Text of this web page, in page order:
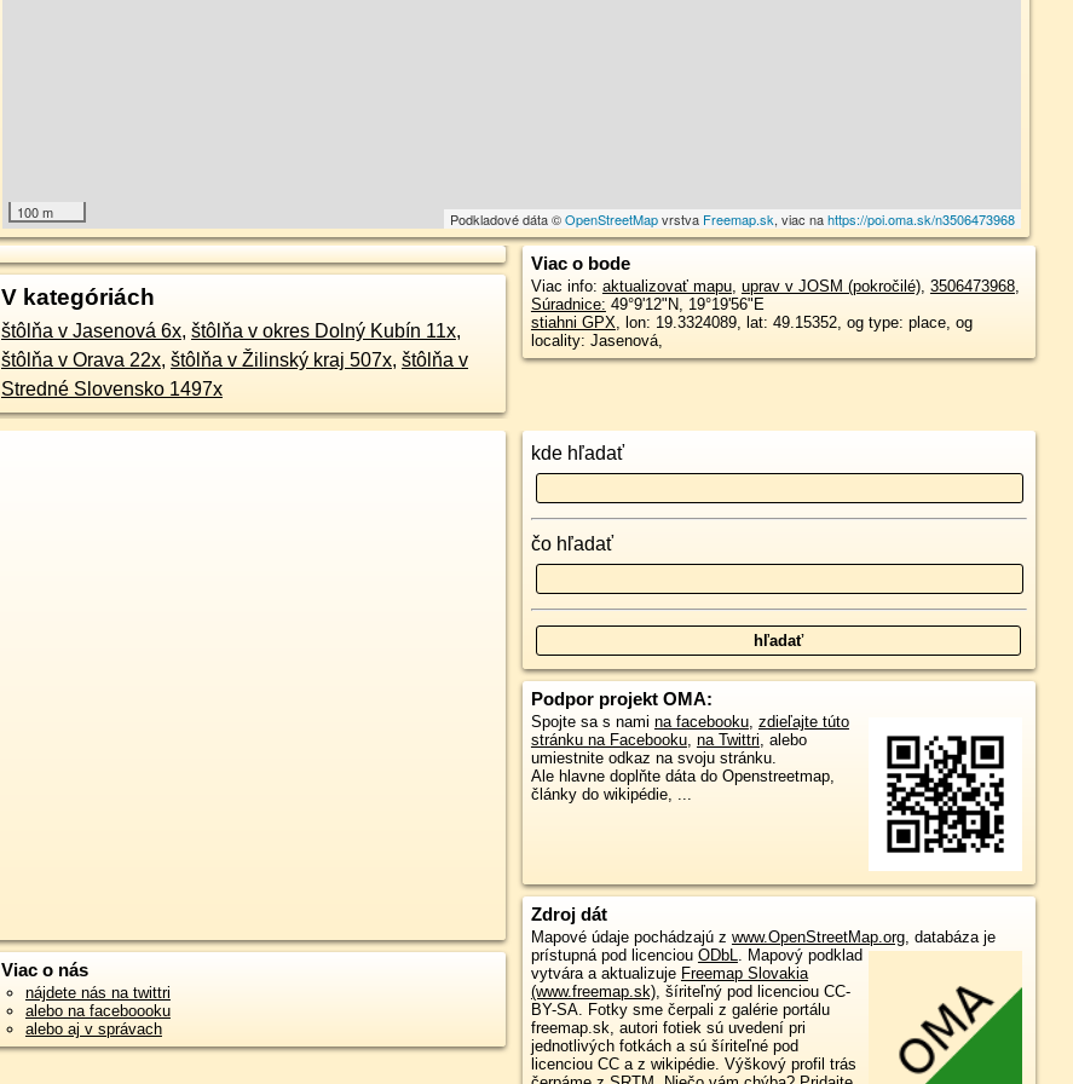
100 m Podkladové dáta ©OpenStreetMapvrstva Freemap.sk, viac nahttps://poi.oma.sk/n3506473968
V kategóriách
štôlňa v Jasenová 6x, štôlňa v okres Dolný Kubín 11x,
štôlňa v Orava 22x, štôlňa v Žilinský kraj 507x, štôlňa v
Stredné Slovensko 1497x
Viac o bode
Viac info: aktualizovať mapu, uprav v JOSM (pokročilé), 3506473968,
Súradnice: 49°9'12"N, 19°19'56"E
stiahni GPX, lon: 19.3324089, lat: 49.15352, og type: place, og
locality: Jasenová,
Viac o nás
nájdete nás na twittri
alebo na faceboooku
alebo aj v správach
kde hľadať
čo hľadať
Podpor projekt OMA:
Spojte sa s nami na facebooku, zdieľajte túto
stránku na Facebooku, na Twittri, alebo
umiestnite odkaz na svoju stránku.
Ale hlavne doplňte dáta do Openstreetmap,
články do wikipédie, ...
Zdroj dát
Mapové údaje pochádzajú z www.OpenStreetMap.org, databáza je
prístupná pod licenciou ODbL. Mapový podklad
vytvára a aktualizuje Freemap Slovakia
(www.freemap.sk), šíriteľný pod licenciou CC-
BY-SA. Fotky sme čerpali z galérie portálu
freemap.sk, autori fotiek sú uvedení pri
jednotlivých fotkách a sú šíriteľné pod
licenciou CC a z wikipédie. Výškový profil trás